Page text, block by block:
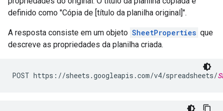
definido como "Cópia de [título da planilha original]".
A resposta consiste em um objeto SheetProperties que
descreve as propriedades da planilha criada.
POST https://sheets.googleapis.com/v4/spreadsheets/